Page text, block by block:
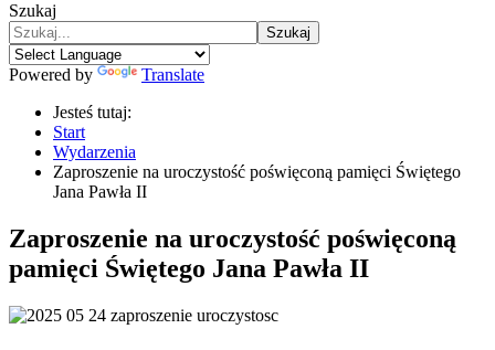
Szukaj
Szukaj
Powered by
Translate
Jesteś tutaj:
Start
Wydarzenia
Zaproszenie na uroczystość poświęconą pamięci Świętego
Jana Pawła II
Zaproszenie na uroczystość poświęconą
pamięci Świętego Jana Pawła II